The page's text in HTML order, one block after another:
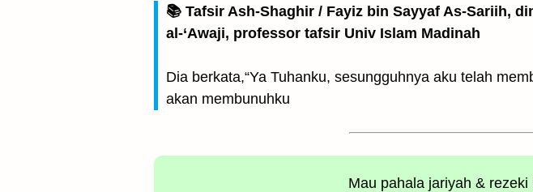
📚 Tafsir Ash-Shaghir / Fayiz bin Sayyaf As-Sariih,
al-‘Awaji, professor tafsir Univ Islam Madinah
Dia berkata,“Ya Tuhanku, sesungguhnya aku telah
akan membunuhku
Mau pahala jariyah & rezeki